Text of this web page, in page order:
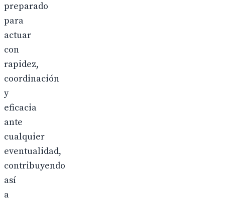
preparado
para
actuar
con
rapidez,
coordinación
y
eficacia
ante
cualquier
eventualidad,
contribuyendo
así
a